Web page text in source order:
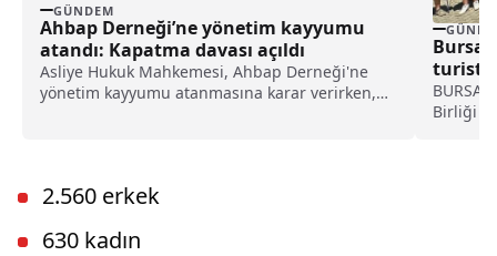
GÜNDEM
Ahbap Derneği’ne yönetim kayyumu
atandı: Kapatma davası açıldı
Asliye Hukuk Mahkemesi, Ahbap Derneği'ne
yönetim kayyumu atanmasına karar verirken,
Bursa
turist
BURSA
Birliği
2.560 erkek
630 kadın